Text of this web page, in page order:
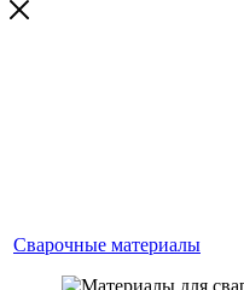
Сварочные материалы